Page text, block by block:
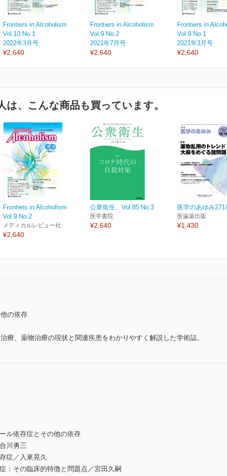
Frontiers in Alcoholism
Vol.10 No.1
2022年3月号
¥2,640
Frontiers in Alcoholism
Vol.9 No.2
2021年7月号
¥2,640
Frontiers in
Vol.9 No.1
2021年3月号
¥2,640
は、こんな商品も買っています。
Frontiers in Alcoholism
Vol.9 No.2
メディカルレビュー社
¥2,640
公衆衛生 Vol.85 No.3
医学書院
¥2,640
医学のあゆみ271
医歯薬出版
¥1,430
の依存
療、薬物治療の現状と関連疾患をわかりやすく解説した学術誌。
ル依存症とその他の依存
川勇三
症／入來晃久
：その臨床的特徴と問題点／宮田久嗣